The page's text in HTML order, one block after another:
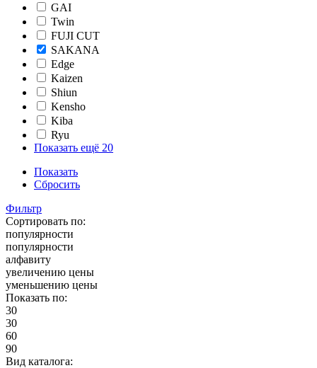
GAI
Twin
FUJI CUT
SAKANA
Edge
Kaizen
Shiun
Kensho
Kiba
Ryu
Показать ещё 20
Показать
Сбросить
Фильтр
Сортировать по:
популярности
популярности
алфавиту
увеличению цены
уменьшению цены
Показать по:
30
30
60
90
Вид каталога: